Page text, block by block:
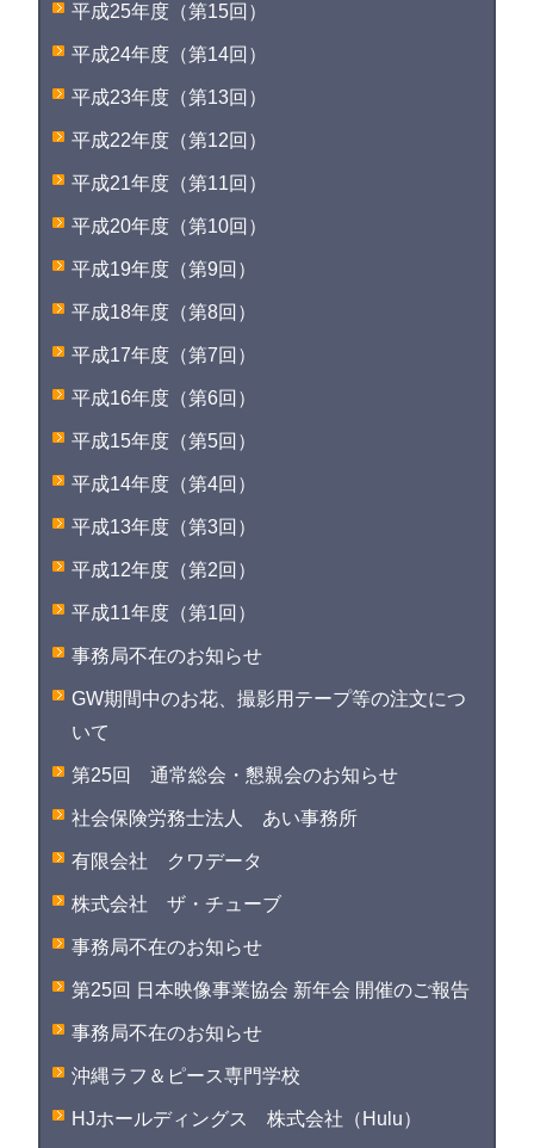
平成25年度（第15回）
平成24年度（第14回）
平成23年度（第13回）
平成22年度（第12回）
平成21年度（第11回）
平成20年度（第10回）
平成19年度（第9回）
平成18年度（第8回）
平成17年度（第7回）
平成16年度（第6回）
平成15年度（第5回）
平成14年度（第4回）
平成13年度（第3回）
平成12年度（第2回）
平成11年度（第1回）
事務局不在のお知らせ
GW期間中のお花、撮影用テープ等の注文につ
いて
第25回 通常総会・懇親会のお知らせ
社会保険労務士法人 あい事務所
有限会社 クワデータ
株式会社 ザ・チューブ
事務局不在のお知らせ
第25回 日本映像事業協会 新年会 開催のご報告
事務局不在のお知らせ
沖縄ラフ＆ピース専門学校
HJホールディングス 株式会社（Hulu）